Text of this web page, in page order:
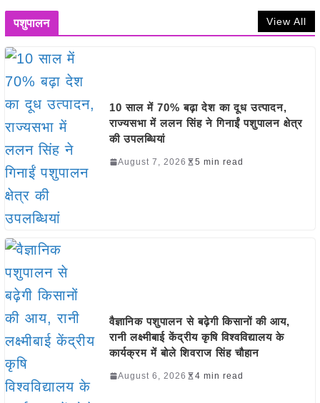
पशुपालन View All
10 साल में 70% बढ़ा देश का दूध उत्पादन,
राज्यसभा में ललन सिंह ने गिनाईं पशुपालन क्षेत्र
की उपलब्धियां
August 7, 2026 5 min read
वैज्ञानिक पशुपालन से बढ़ेगी किसानों की आय,
रानी लक्ष्मीबाई केंद्रीय कृषि विश्वविद्यालय के
कार्यक्रम में बोले शिवराज सिंह चौहान
August 6, 2026 4 min read